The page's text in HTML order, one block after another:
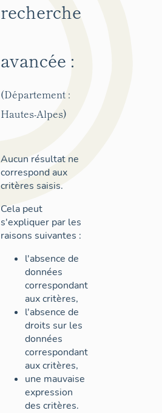
recherche
avancée :
(Département :
Hautes-Alpes)
Aucun résultat ne
correspond aux
critères saisis.
Cela peut
s'expliquer par les
raisons suivantes :
l'absence de
données
correspondant
aux critères,
l'absence de
droits sur les
données
correspondant
aux critères,
une mauvaise
expression
des critères.